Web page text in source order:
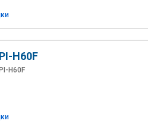
H60F
H60F